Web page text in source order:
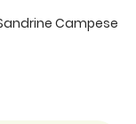
Campese